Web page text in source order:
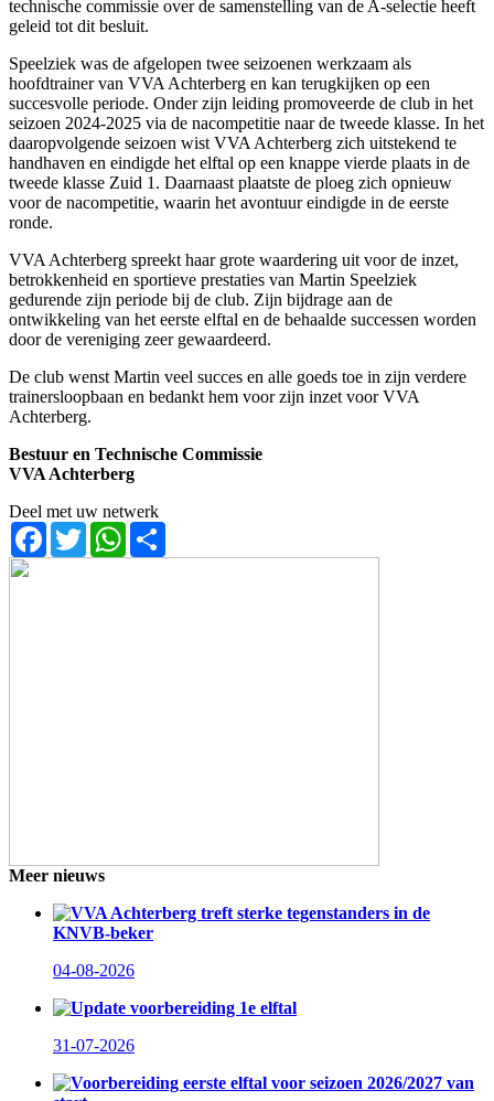
technische commissie over de samenstelling van de A-selectie heeft
geleid tot dit besluit.
Speelziek was de afgelopen twee seizoenen werkzaam als
hoofdtrainer van VVA Achterberg en kan terugkijken op een
succesvolle periode. Onder zijn leiding promoveerde de club in het
seizoen 2024-2025 via de nacompetitie naar de tweede klasse. In het
daaropvolgende seizoen wist VVA Achterberg zich uitstekend te
handhaven en eindigde het elftal op een knappe vierde plaats in de
tweede klasse Zuid 1. Daarnaast plaatste de ploeg zich opnieuw
voor de nacompetitie, waarin het avontuur eindigde in de eerste
ronde.
VVA Achterberg spreekt haar grote waardering uit voor de inzet,
betrokkenheid en sportieve prestaties van Martin Speelziek
gedurende zijn periode bij de club. Zijn bijdrage aan de
ontwikkeling van het eerste elftal en de behaalde successen worden
door de vereniging zeer gewaardeerd.
De club wenst Martin veel succes en alle goeds toe in zijn verdere
trainersloopbaan en bedankt hem voor zijn inzet voor VVA
Achterberg.
Bestuur en Technische Commissie
VVA Achterberg
Deel met uw netwerk
Facebook
TwitterWhatsApp
Meer nieuws
VVA Achterberg treft sterke tegenstanders in de
KNVB-beker
04-08-2026
Update voorbereiding 1e elftal
31-07-2026
Voorbereiding eerste elftal voor seizoen 2026/2027 van